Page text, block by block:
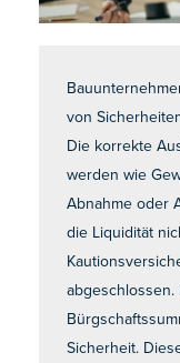
von
Die korrekte
werden wie
Abnahme oder
die Liquidität
Sicherheit.